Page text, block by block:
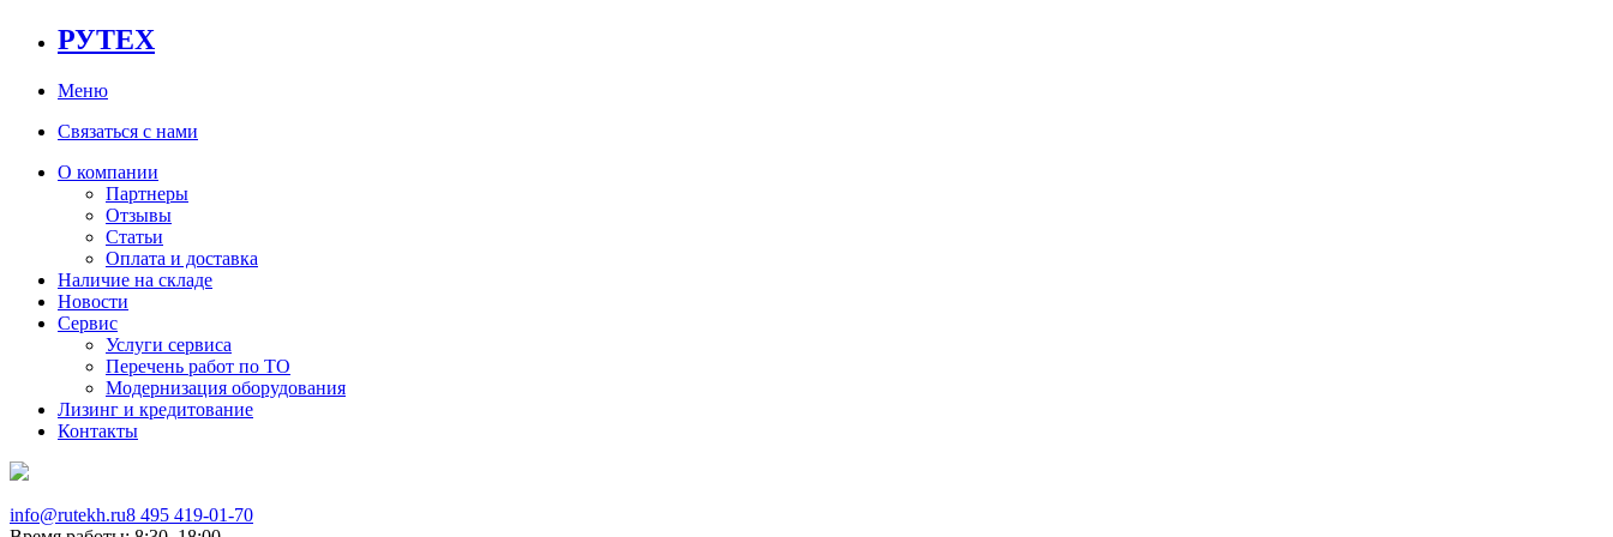
РУТЕХ
Меню
Связаться с нами
О компании
Партнеры
Отзывы
Статьи
Оплата и доставка
Наличие на складе
Новости
Сервис
Услуги сервиса
Перечень работ по ТО
Модернизация оборудования
Лизинг и кредитование
Контакты
info@rutekh.ru8 495 419-01-70